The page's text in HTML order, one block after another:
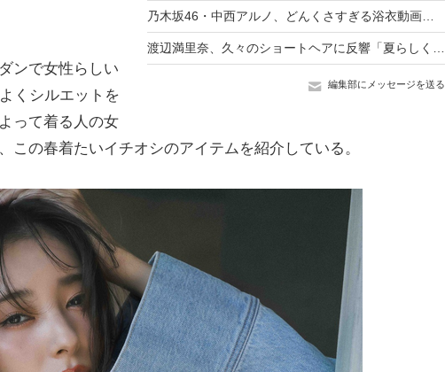
編集部にメッセージを送る
ンで女性らしい
くシルエットを
って着る人の女
の春着たいイチオシのアイテムを紹介している。